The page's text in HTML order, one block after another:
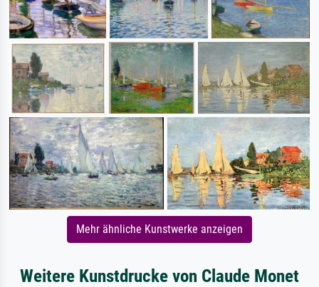
Mehr ähnliche Kunstwerke anzeigen
Weitere Kunstdrucke von Claude Monet